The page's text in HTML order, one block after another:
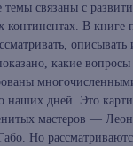
связаны с
континентах. В книге
описывать
какие вопросы
наших дней. Это
мастеров —
Но